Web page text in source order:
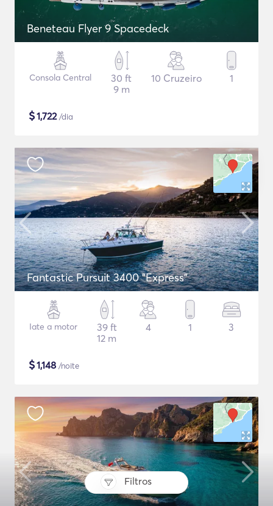
Filtros
Beneteau Flyer 9 Spacedeck
Consola Central
30 ft
9 m
10 Cruzeiro 1
$1,722/dia
Fantastic Pursuit 3400 "Express"
Iate a motor
39 ft
12 m
4 1 3
$1,148 /noite